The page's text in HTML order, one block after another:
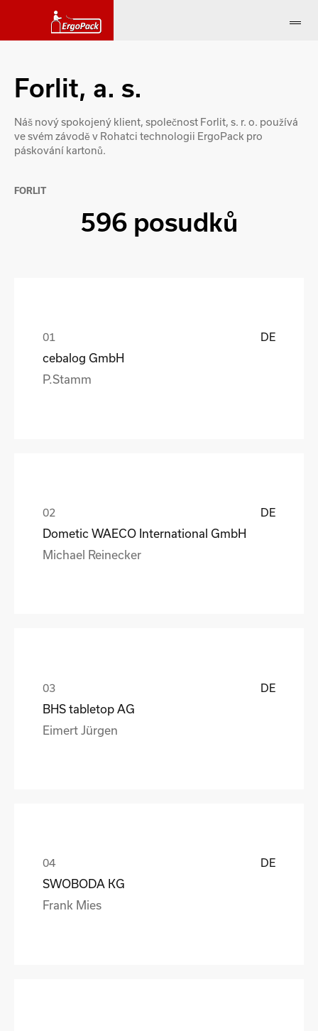
Forlit, a. s.
Náš nový spokojený klient, společnost Forlit, s. r. o. používá
ve svém závodě v Rohatci technologii ErgoPack pro
páskování kartonů.
FORLIT
596 posudků
DE
cebalog GmbH
P.Stamm
DE
Dometic WAECO International GmbH
Michael Reinecker
DE
BHS tabletop AG
Eimert Jürgen
DE
SWOBODA KG
Frank Mies